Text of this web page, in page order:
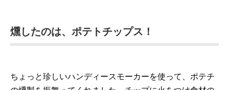
燻したのは、ポテトチップス！
ちょっと珍しいハンディースモーカーを使って、ポテチ